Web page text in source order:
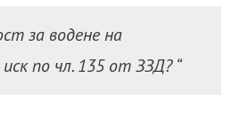
за водене на
по чл. 135 от ЗЗД? “